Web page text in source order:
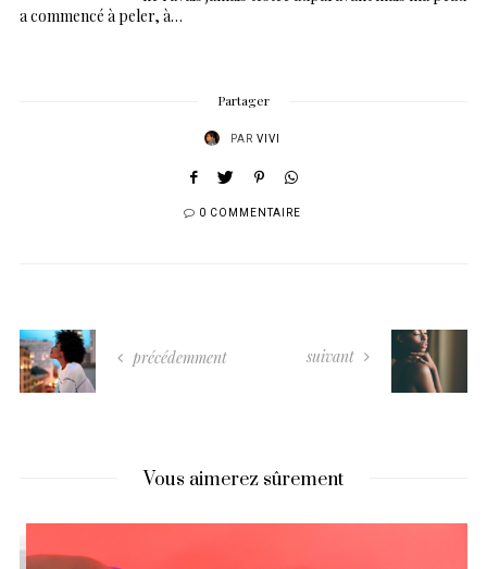
a commencé à peler, à…
Partager
PAR VIVI
0 COMMENTAIRE
précédemment suivant
Vous aimerez sûrement